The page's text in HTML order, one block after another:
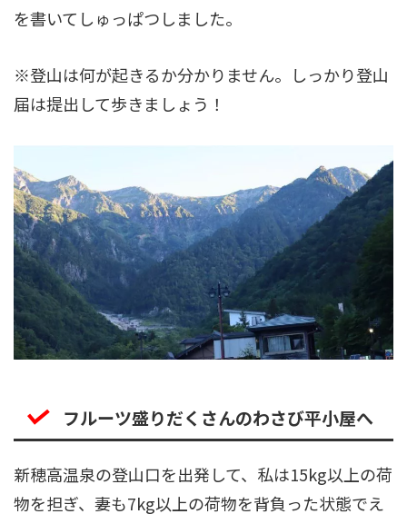
を書いてしゅっぱつしました。
※登山は何が起きるか分かりません。しっかり登山
届は提出して歩きましょう！
フルーツ盛りだくさんのわさび平小屋へ
新穂高温泉の登山口を出発して、私は15kg以上の荷
物を担ぎ、妻も7kg以上の荷物を背負った状態でえ